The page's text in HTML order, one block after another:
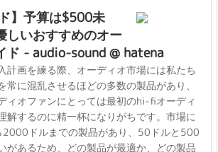
】予算は$500未
しいおすすめのオー
ド - audio-sound @ hatena
計画を練る際、オーディオ市場には私たち
常に混乱させるほどの多数の製品があり、
ィオファンにとっては最初のhi-fiオーディ
解するのに精一杯になりがちです。市場に
ドルまでの製品があり、50ドルと500
があるため、どの製品が最適か、どの製品